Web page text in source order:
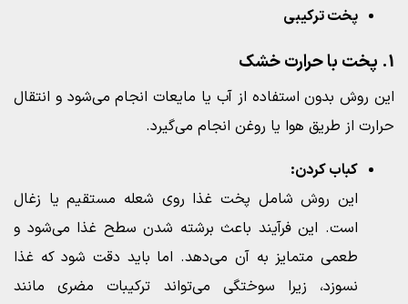
پخت ترکیبی
1. پخت با حرارت خشک
این روش بدون استفاده از آب یا مایعات انجام می‌شود و انتقال
حرارت از طریق هوا یا روغن انجام می‌گیرد.
کباب کردن:
این روش شامل پخت غذا روی شعله مستقیم یا زغال
است. این فرآیند باعث برشته شدن سطح غذا می‌شود و
طعمی متمایز به آن می‌دهد. اما باید دقت شود که غذا
نسوزد، زیرا سوختگی می‌تواند ترکیبات مضری مانند